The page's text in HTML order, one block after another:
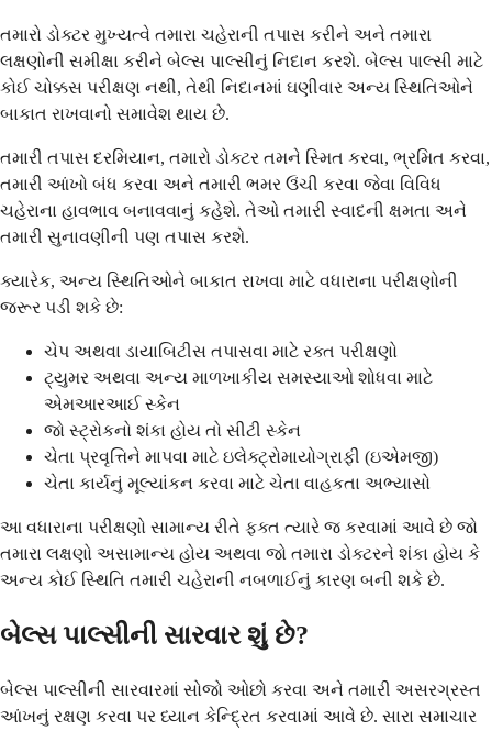
તમારો ડોક્ટર મુખ્યત્વે તમારા ચહેરાની તપાસ કરીને અને તમારા
લક્ષણોની સમીક્ષા કરીને બેલ્સ પાલ્સીનું નિદાન કરશે. બેલ્સ પાલ્સી માટે
કોઈ ચોક્કસ પરીક્ષણ નથી, તેથી નિદાનમાં ઘણીવાર અન્ય સ્થિતિઓને
બાકાત રાખવાનો સમાવેશ થાય છે.
તમારી તપાસ દરમિયાન, તમારો ડોક્ટર તમને સ્મિત કરવા, ભ્રમિત કરવા,
તમારી આંખો બંધ કરવા અને તમારી ભમર ઉંચી કરવા જેવા વિવિધ
ચહેરાના હાવભાવ બનાવવાનું કહેશે. તેઓ તમારી સ્વાદની ક્ષમતા અને
તમારી સુનાવણીની પણ તપાસ કરશે.
ક્યારેક, અન્ય સ્થિતિઓને બાકાત રાખવા માટે વધારાના પરીક્ષણોની
જરૂર પડી શકે છે:
ચેપ અથવા ડાયાબિટીસ તપાસવા માટે રક્ત પરીક્ષણો
ટ્યુમર અથવા અન્ય માળખાકીય સમસ્યાઓ શોધવા માટે
એમઆરઆઈ સ્કેન
જો સ્ટ્રોકનો શંકા હોય તો સીટી સ્કેન
ચેતા પ્રવૃત્તિને માપવા માટે ઇલેક્ટ્રોમાયોગ્રાફી (ઇએમજી)
ચેતા કાર્યનું મૂલ્યાંકન કરવા માટે ચેતા વાહકતા અભ્યાસો
આ વધારાના પરીક્ષણો સામાન્ય રીતે ફક્ત ત્યારે જ કરવામાં આવે છે જો
તમારા લક્ષણો અસામાન્ય હોય અથવા જો તમારા ડોક્ટરને શંકા હોય કે
અન્ય કોઈ સ્થિતિ તમારી ચહેરાની નબળાઈનું કારણ બની શકે છે.
બેલ્સ પાલ્સીની સારવાર શું છે?
બેલ્સ પાલ્સીની સારવારમાં સોજો ઓછો કરવા અને તમારી અસરગ્રસ્ત
આંખનું રક્ષણ કરવા પર ધ્યાન કેન્દ્રિત કરવામાં આવે છે. સારા સમાચાર